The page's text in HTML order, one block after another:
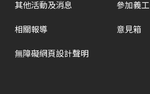
其他活動及消息
相關報導
參加義工
意見箱
無障礙網頁設計聲明